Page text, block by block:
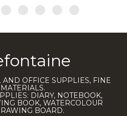
AND OFFICE SUPPLIES, FINE
DIARY, NOTEBOOK,
BOOK, WATERCOLOUR
BOARD.